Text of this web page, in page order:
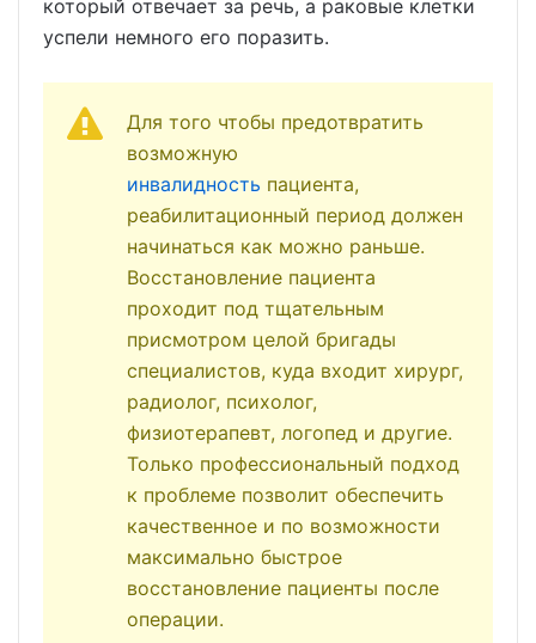
который отвечает за речь, а раковые клетки
успели немного его поразить.
Для того чтобы предотвратить
возможную
инвалидность пациента,
реабилитационный период должен
начинаться как можно раньше.
Восстановление пациента
проходит под тщательным
присмотром целой бригады
специалистов, куда входит хирург,
радиолог, психолог,
физиотерапевт, логопед и другие.
Только профессиональный подход
к проблеме позволит обеспечить
качественное и по возможности
максимально быстрое
восстановление пациенты после
операции.